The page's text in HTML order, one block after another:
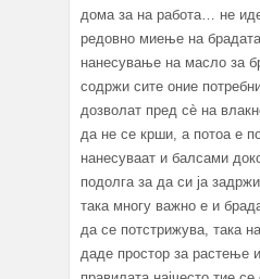
дома за на работа… не
редовно миење на
нанесување на масло за
содржи сите оние
дозволат пред сè на
да не се крши, а потоа е
нанесуваат и балсами
подолга за да си ја
така многу важно е и
да се потстрижува, така
даде простор за растење